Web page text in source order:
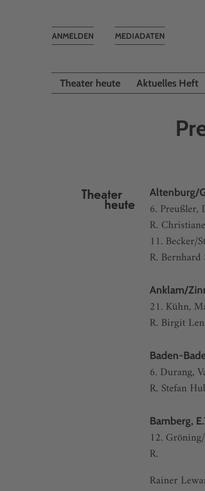
MEDIADATEN
Toggle
ANMELDEN
Theater heute Aktuelles Heft
Altenburg/
6. Preußler,
R.
11. Becker/
R. Bernhard
Anklam/
21. Kühn,
R. Birgit
Baden-
6. Durang,
R. Stefan
Bamberg,
12.
R.
Rainer